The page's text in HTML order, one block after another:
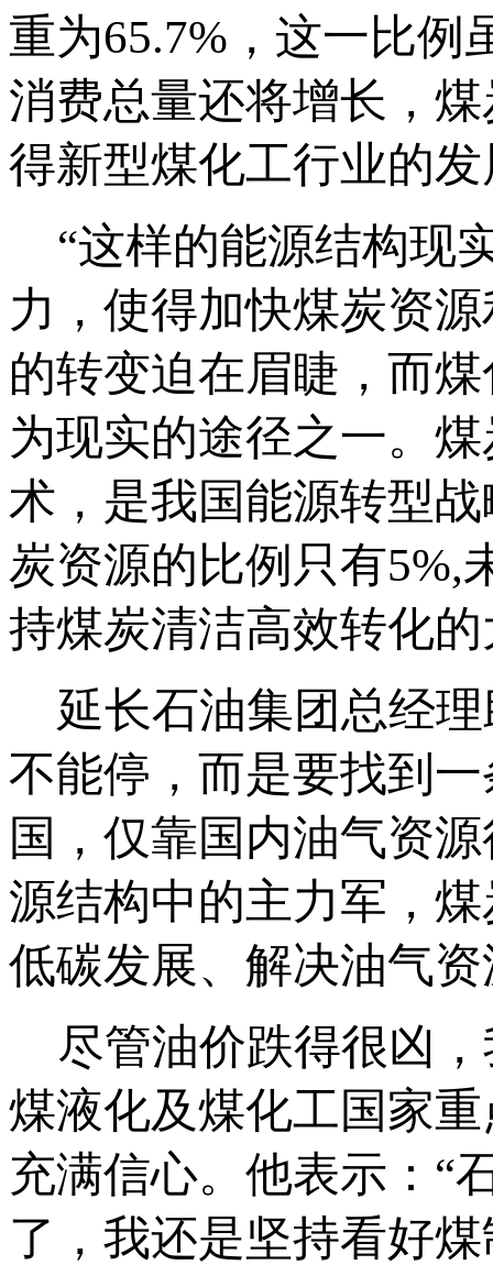
重为65.7%，这一比例
消费总量还将增长，
得新型煤化工行业的
“这样的能源结构现
力，使得加快煤炭资
的转变迫在眉睫，而
为现实的途径之一。
术，是我国能源转型
炭资源的比例只有5%,
持煤炭清洁高效转化
延长石油集团总经理
不能停，而是要找到
国，仅靠国内油气资
源结构中的主力军，
低碳发展、解决油气
尽管油价跌得很凶，
煤液化及煤化工国家
充满信心。他表示：“
了，我还是坚持看好